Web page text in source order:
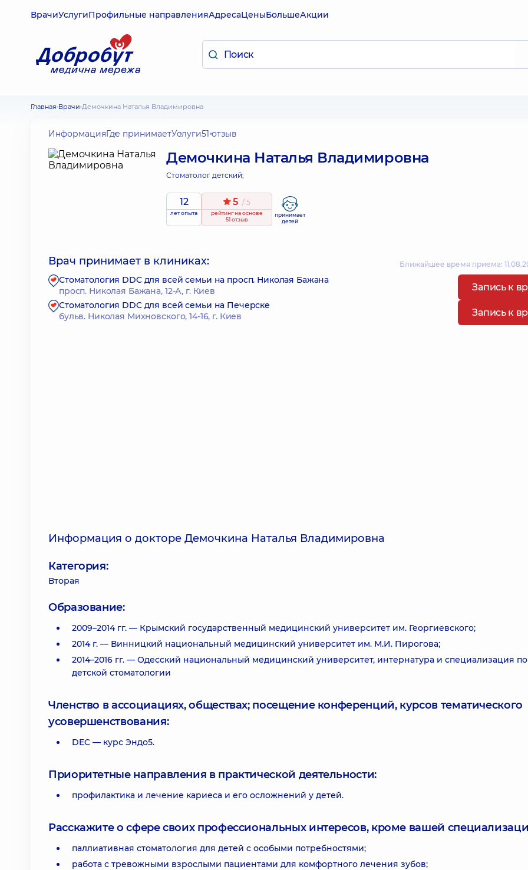
ВрачиУслугиПрофильные направленияАдресаЦеныБольшеАкции
Главная Врачи Демочкина Наталья Владимировна
ИнформацияГде принимаетУслуги51 отзыв
Демочкина Наталья Владимировна
Стоматолог детский;
12
лет опыта
5 / 5
рейтингна основе
51 отзыв
принимает
детей
Врач принимает в клиниках: Ближайшее время приема:
Стоматология DDC для всей семьи на просп. Николая Бажана
просп. Николая Бажана, 12-А, г. Киев
Запись к
Стоматология DDC для всей семьи на Печерске
бульв. Николая Михновского, 14-16, г. Киев
Запись к
Информация о докторе Демочкина Наталья Владимировна
Категория:
Вторая
Образование:
2009–2014 гг. — Крымский государственный медицинский университет им. Георгиевского;
2014 г. — Винницкий национальный медицинский университет им. М.И. Пирогова;
2014–2016 гг. — Одесский национальный медицинский университет, интернатура и специализация по
детской стоматологии
Членство в ассоциациях, обществах; посещение конференций, курсов тематического
усовершенствования:
DEC — курс Эндо5.
Приоритетные направления в практической деятельности:
профилактика и лечение кариеса и его осложнений у детей.
Расскажите о сфере своих профессиональных интересов, кроме вашей
паллиативная стоматология для детей с особыми потребностями;
работа с тревожными взрослыми пациентами для комфортного лечения зубов;